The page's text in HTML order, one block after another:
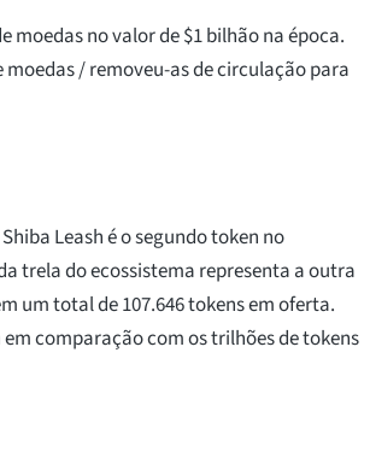
moedas no valor de $1 bilhão na época.
/ removeu-as de circulação para
Leash é o segundo token no
trela do ecossistema representa a outra
um total de 107.646 tokens em oferta.
comparação com os trilhões de tokens